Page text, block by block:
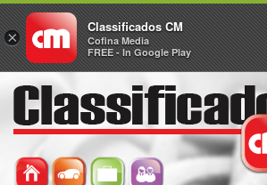
×
Classificados CM
Cofina Media
FREE - In Google Play